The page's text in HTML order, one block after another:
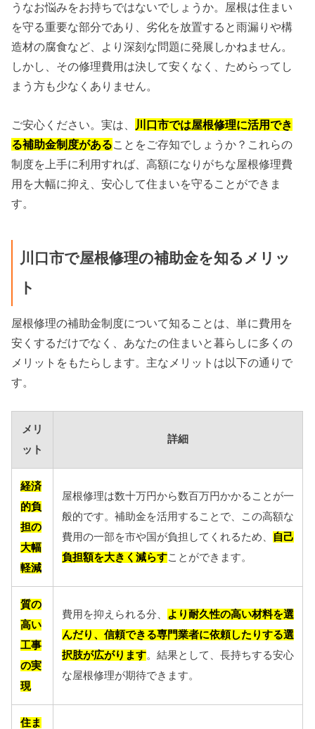
うなお悩みをお持ちではないでしょうか。屋根は住まい
を守る重要な部分であり、劣化を放置すると雨漏りや構
造材の腐食など、より深刻な問題に発展しかねません。
しかし、その修理費用は決して安くなく、ためらってし
まう方も少なくありません。
ご安心ください。実は、
川口市では屋根修理に活用でき
る補助金制度があることをご存知でしょうか？これらの
制度を上手に利用すれば、高額になりがちな屋根修理費
用を大幅に抑え、安心して住まいを守ることができま
す。
川口市で屋根修理の補助金を知るメリッ
ト
屋根修理の補助金制度について知ることは、単に費用を
安くするだけでなく、あなたの住まいと暮らしに多くの
メリットをもたらします。主なメリットは以下の通りで
す。
メリ
ット
詳細
経済
的負
担の
大幅
軽減
屋根修理は数十万円から数百万円かかることが一
般的です。補助金を活用することで、この高額な
費用の一部を市や国が負担してくれるため、
自己
負担額を大きく減らすことができます。
質の
高い
工事
の実
現
費用を抑えられる分、
より耐久性の高い材料を選
んだり、信頼できる専門業者に依頼したりする選
択肢が広がります。結果として、長持ちする安心
な屋根修理が期待できます。
住ま